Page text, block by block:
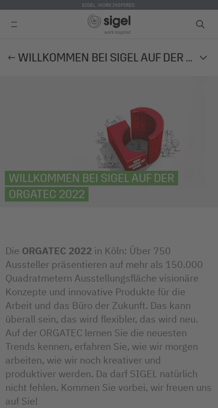
zum
SIGEL. WORK INSPIRED.
WILLKOMMEN BEI SIGEL AUF DER ORGATEC 2022
WILLKOMMEN BEI SIGEL AUF DER
ORGATEC 2022
Die ORGATEC 2022 in Köln: Über 750
Aussteller präsentieren auf mehr als 150.000
Quadratmetern Ausstellungsfläche visionäre
Konzepte und innovative Produkte für die
Arbeit und das Büro der Zukunft. Das kann
überall sein, das wird flexibler, das wird neu.
Auf der ORGATEC lernen Sie die neuesten
Trends kennen, erfahren Sie, wie wir morgen
arbeiten, wie wir noch kreativer und
produktiver werden. Da darf SIGEL natürlich
nicht fehlen. Kommen Sie vorbei, wir freuen uns
auf Sie!